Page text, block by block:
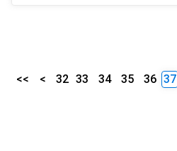
<< < 32 33 34 35 36 37